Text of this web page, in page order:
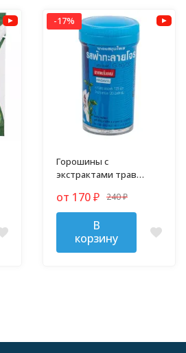
-17%
Горошины с
экстрактами трав
простуды и кашля
от 170 ₽ 240₽
В
корзину